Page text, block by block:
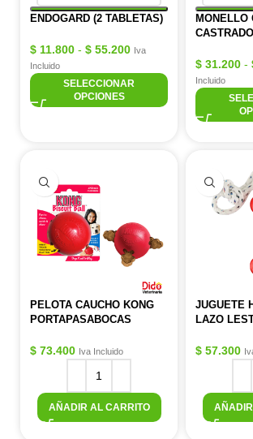
ENDOGARD (2 TABLETAS)
$ 11.800 - $ 55.200 Iva
Incluido
SELECCIONAR
OPCIONES
MONELLO
CASTRADO
$ 31.200 -
Incluido
PELOTA CAUCHO KONG
PORTAPASABOCAS
$ 73.400 Iva Incluido
AÑADIR AL CARRITO
JUGUETE
LAZO
$ 57.300